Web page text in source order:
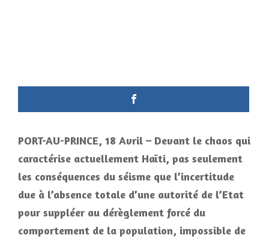
PORT-AU-PRINCE, 18 Avril – Devant le chaos qui
caractérise actuellement Haïti, pas seulement
les conséquences du séisme que l’incertitude
due à l’absence totale d’une autorité de l’Etat
pour suppléer au dérèglement forcé du
comportement de la population, impossible de